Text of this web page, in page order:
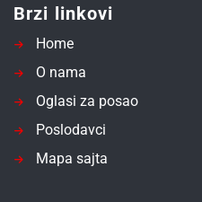
Brzi linkovi
Home
O nama
Oglasi za posao
Poslodavci
Mapa sajta